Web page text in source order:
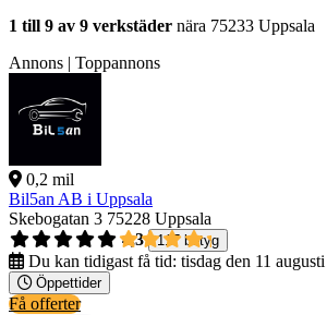
1 till 9 av 9 verkstäder nära 75233 Uppsala
Annons | Toppannons
0,2 mil
Bil5an AB i Uppsala
Skebogatan 3 75228 Uppsala
4,3
117 betyg
Du kan tidigast få tid: tisdag den 11 augusti
Öppettider
Få offerter